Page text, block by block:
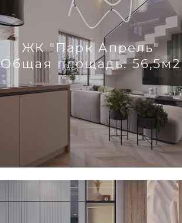
ЖК "Парк Апрель"
Общая площадь: 56,5м2